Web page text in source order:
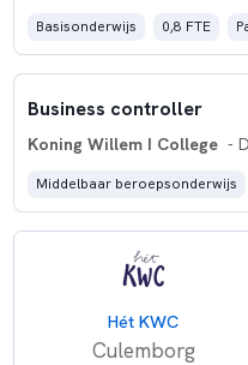
Basisonderwijs 0,8 FTE
Business controller
Koning Willem I College -
Middelbaar beroepsonderwijs
Hét KWC
Culemborg